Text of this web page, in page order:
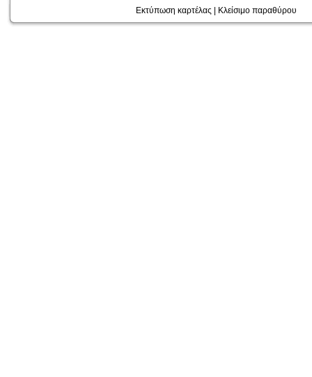
Εκτύπωση καρτέλας Κλείσιμο παραθύρου